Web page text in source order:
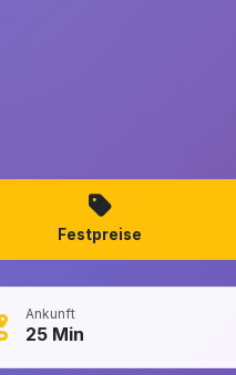
Festpreise
Ankunft
25 Min